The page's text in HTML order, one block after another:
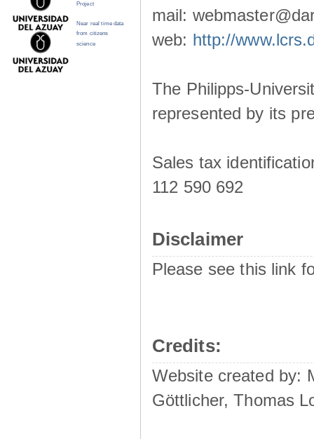
mail:
web: http://
The Philipps-
represented by its
Sales tax
112 590 692
Disclaimer
Please see this link
Credits:
Website created by:
Göttlicher, Thomas
Project
Near real time data
from citizens
science